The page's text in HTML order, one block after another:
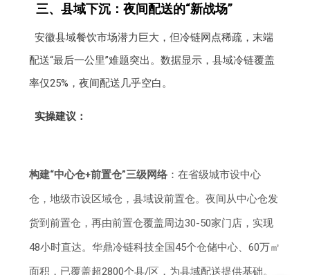
三、县域下沉：夜间配送的“新战场”
安徽县域餐饮市场潜力巨大，但冷链网点稀疏，末端
配送“最后一公里”难题突出。数据显示，县域冷链覆盖
率仅25%，夜间配送几乎空白。
实操建议：
构建“中心仓+前置仓”三级网络 ：在省级城市设中心
仓，地级市设区域仓，县域设前置仓。夜间从中心仓发
货到前置仓，再由前置仓覆盖周边30-50家门店，实现
48小时直达。华鼎冷链科技全国45个仓储中心、60万㎡
面积，已覆盖超2800个县/区，为县域配送提供基础。